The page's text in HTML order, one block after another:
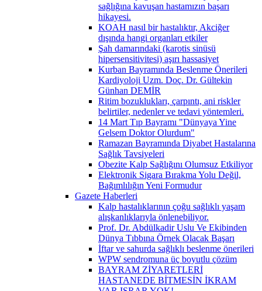
sağlığına kavuşan hastamızın başarı
hikayesi.
KOAH nasıl bir hastalıktır, Akciğer
dışında hangi organları etkiler
Şah damarındaki (karotis sinüsü
hipersensitivitesi) aşırı hassasiyet
Kurban Bayramında Beslenme Önerileri
Kardiyoloji Uzm. Doç. Dr. Gültekin
Günhan DEMİR
Ritim bozuklukları, çarpıntı, ani riskler
belirtiler, nedenler ve tedavi yöntemleri.
14 Mart Tıp Bayramı "Dünyaya Yine
Gelsem Doktor Olurdum"
Ramazan Bayramında Diyabet Hastalarına
Sağlık Tavsiyeleri
Obezite Kalp Sağlığını Olumsuz Etkiliyor
Elektronik Sigara Bırakma Yolu Değil,
Bağımlılığın Yeni Formudur
Gazete Haberleri
Kalp hastalıklarının çoğu sağlıklı yaşam
alışkanlıklarıyla önlenebiliyor.
Prof. Dr. Abdülkadir Uslu Ve Ekibinden
Dünya Tıbbına Örnek Olacak Başarı
İftar ve sahurda sağlıklı beslenme önerileri
WPW sendromuna üç boyutlu çözüm
BAYRAM ZİYARETLERİ
HASTANEDE BİTMESİN İKRAM